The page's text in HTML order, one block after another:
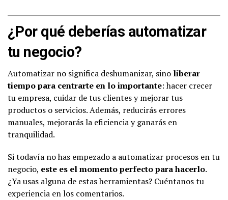
¿Por qué deberías automatizar
tu negocio?
Automatizar no significa deshumanizar, sino liberar
tiempo para centrarte en lo importante: hacer crecer
tu empresa, cuidar de tus clientes y mejorar tus
productos o servicios. Además, reducirás errores
manuales, mejorarás la eficiencia y ganarás en
tranquilidad.
Si todavía no has empezado a automatizar procesos en tu
negocio, este es el momento perfecto para hacerlo.
¿Ya usas alguna de estas herramientas? Cuéntanos tu
experiencia en los comentarios.